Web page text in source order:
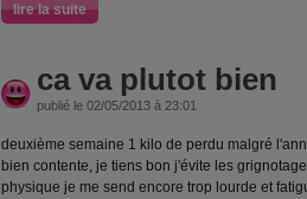
lire la suite
ca va plutot bien
publié le 02/05/2013 à 23:01
deuxième semaine 1 kilo de perdu malgré
bien contente, je tiens bon j'évite les
physique je me send encore trop lourde et